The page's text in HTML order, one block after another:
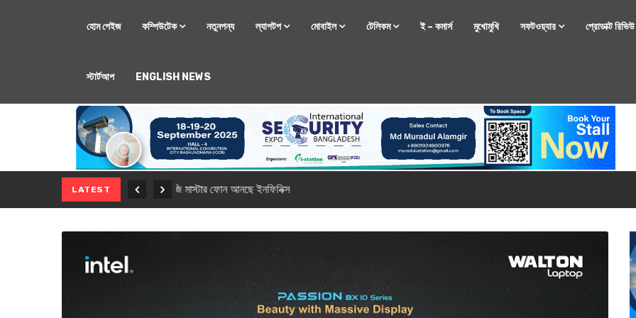
হোম পেইজ কম্পিউটেক নতুনপন্য ল্যাপটপ মোবাইল টেলিকম ই – কমার্স মুখোমুখি সফটওয়্যার প্রোডাক্ট রিভিউ
স্টার্টআপ ENGLISH NEWS
LATEST মোবাইল নতুন সি-সিরিজ স্মার্টফোন নিয়ে আসছে রিয়েলমি